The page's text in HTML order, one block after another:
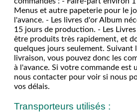
Menus et autre papeterie pour le
l'avance. - Les livres d'or Album
15 jours de production. - Les
être produits très rapidement, et
quelques jours seulement. Suivant
livraison, vous pouvez donc les
à l'avance. Si votre commande est
nous contacter pour voir si nous
vos délais.
Transporteurs utilisés :